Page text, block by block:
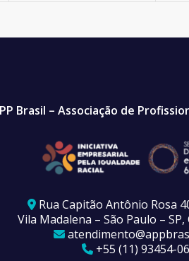
Brasil – Associação de
Rua Capitão Antônio Rosa
Vila Madalena – São Paulo – SP,
+55 (11) 93454-